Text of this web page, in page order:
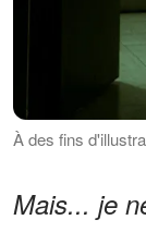
À des fins
Mais... je